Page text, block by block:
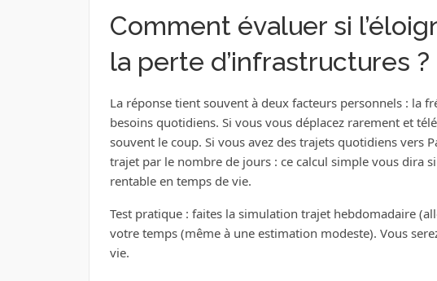
Comment évaluer si
la perte d’infrastructures ?
La réponse tient souvent à deux facteurs personnels : la
besoins quotidiens. Si vous vous déplacez rarement et
souvent le coup. Si vous avez des trajets quotidiens vers
trajet par le nombre de jours : ce calcul simple vous dira
rentable en temps de vie.
Test pratique : faites la simulation trajet hebdomadaire
votre temps (même à une estimation modeste). Vous
vie.